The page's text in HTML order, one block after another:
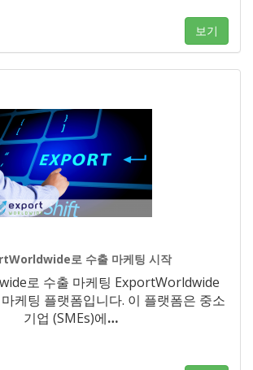
보기
로 수출 마케팅 시작
로 수출 마케팅 ExportWorldwide
케팅 플랫폼입니다. 이 플랫폼은 중소
기업 (SMEs)에…